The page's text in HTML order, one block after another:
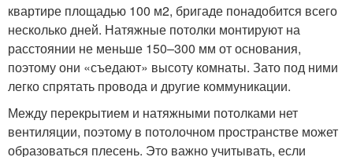
квартире площадью 100 м2, бригаде понадобится всего
несколько дней. Натяжные потолки монтируют на
расстоянии не меньше 150–300 мм от основания,
поэтому они «съедают» высоту комнаты. Зато под ними
легко спрятать провода и другие коммуникации.
Между перекрытием и натяжными потолками нет
вентиляции, поэтому в потолочном пространстве может
образоваться плесень. Это важно учитывать, если